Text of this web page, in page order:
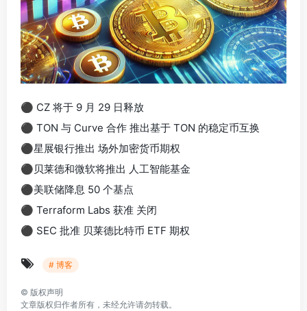
⚫ CZ 将于 9 月 29 日释放
⚫ TON 与 Curve 合作 推出基于 TON 的稳定币互换
⚫星展银行推出 场外加密货币期权
⚫贝莱德和微软将推出 人工智能基金
⚫美联储降息 50 个基点
⚫ Terraform Labs 获准 关闭
⚫ SEC 批准 贝莱德比特币 ETF 期权
# 博客
© 版权声明
文章版权归作者所有，未经允许请勿转载。